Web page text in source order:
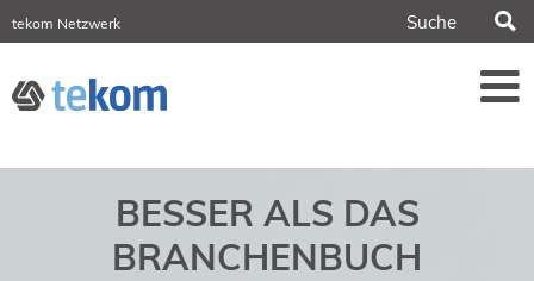
tekom Netzwerk
tech-writer.info
Tagungen
NORDIC TechKomm Stockholm
18.-19. März 2027
Information Energy
BESSER ALS DAS
BRANCHENBUCH